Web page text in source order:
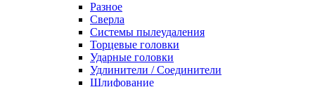
Разное
Сверла
Системы пылеудаления
Торцевые головки
Ударные головки
Удлинители / Соединители
Шлифование